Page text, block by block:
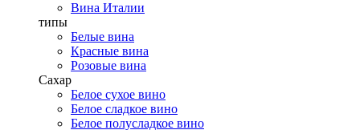
Вина Италии
типы
Белые вина
Красные вина
Розовые вина
Сахар
Белое сухое вино
Белое сладкое вино
Белое полусладкое вино